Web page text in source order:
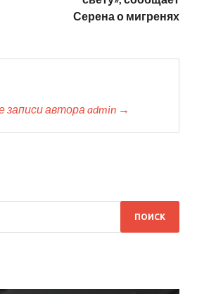
Серена о мигренях
автора admin →